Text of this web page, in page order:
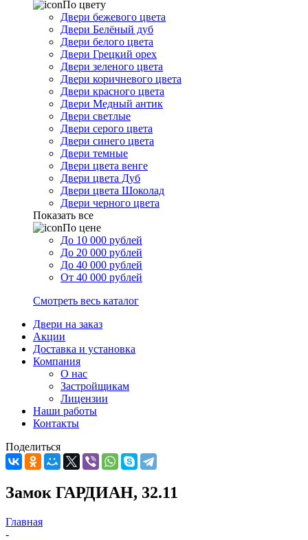
По цвету
Двери бежевого цвета
Двери Белёный дуб
Двери белого цвета
Двери Грецкий орех
Двери зеленого цвета
Двери коричневого цвета
Двери красного цвета
Двери Медный антик
Двери светлые
Двери серого цвета
Двери синего цвета
Двери темные
Двери цвета венге
Двери цвета Дуб
Двери цвета Шоколад
Двери черного цвета
Показать все
По цене
До 10 000 рублей
До 20 000 рублей
До 40 000 рублей
От 40 000 рублей
Смотреть весь каталог
Двери на заказ
Акции
Доставка и установка
Компания
О нас
Застройщикам
Лицензии
Наши работы
Контакты
Поделиться
Замок ГАРДИАН, 32.11
Главная
-